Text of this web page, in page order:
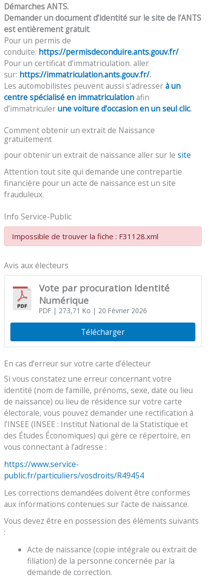
Démarches ANTS.
Demander un document d’identité sur le site de l’ANTS
est entièrement gratuit.
Pour un permis de
conduite: https://permisdeconduire.ants.gouv.fr/
Pour un certificat d’immatriculation. aller
sur: https://immatriculation.ants.gouv.fr/.
Les automobilistes peuvent aussi s’adresserà un
centre spécialisé en immatriculationafin
d’immatriculerune voiture d’occasion en un seul clic.
Comment obtenir un extrait de Naissance
gratuitement
pour obtenir un extrait de naissance aller sur le site
Attention tout site qui demande une contrepartie
financière pour un acte de naissance est un site
frauduleux.
Info Service-Public
Impossible de trouver la fiche : F31128.xml
Avis aux électeurs
Vote par procuration Identité
Numérique
PDF| 273,71 Ko | 20 Février 2026
Télécharger
En cas d’erreur sur votre carte d’électeur
Si vous constatez une erreur concernant votre
identité (nom de famille, prénoms, sexe, date ou lieu
de naissance) ou lieu de résidence sur votre carte
électorale, vous pouvez demander une rectification à
l’INSEE (INSEE : Institut National de la Statistique et
des Études Économiques) qui gère ce répertoire, en
vous connectant à l’adresse :
https://www.service-
public.fr/particuliers/vosdroits/R49454
Les corrections demandées doivent être conformes
aux informations contenues sur l’acte de naissance.
Vous devez être en possession des éléments suivants
:
Acte de naissance (copie intégrale ou extrait de
filiation) de la personne concernée par la
demande de correction.